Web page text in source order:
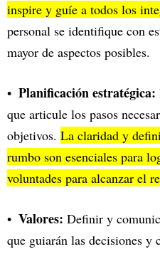
inspire y guíe a todos los
personal se identifique con
mayor de aspectos posibles.
Planificación estratégica:
que articule los pasos
objetivos. La claridad y
rumbo son esenciales para
voluntades para alcanzar el
Valores: Definir y
que guiarán las decisiones y